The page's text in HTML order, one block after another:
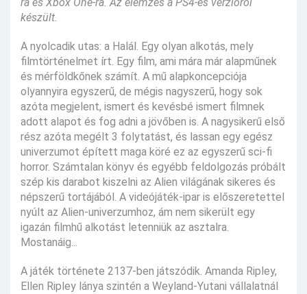
készült.
A nyolcadik utas: a Halál. Egy olyan alkotás, mely
filmtörténelmet írt. Egy film, ami mára már alapműnek
és mérföldkőnek számít. A mű alapkoncepciója
olyannyira egyszerű, de mégis nagyszerű, hogy sok
azóta megjelent, ismert és kevésbé ismert filmnek
adott alapot és fog adni a jövőben is. A nagysikerű első
rész azóta megélt 3 folytatást, és lassan egy egész
univerzumot épített maga köré ez az egyszerű sci-fi
horror. Számtalan könyv és egyébb feldolgozás próbált
szép kis darabot kiszelni az Alien világának sikeres és
népszerű tortájából. A videójáték-ipar is előszeretettel
nyúlt az Alien-univerzumhoz, ám nem sikerült egy
igazán filmhű alkotást letenniük az asztalra.
Mostanáig...
A játék története 2137-ben játszódik. Amanda Ripley,
Ellen Ripley lánya szintén a Weyland-Yutani vállalatnál